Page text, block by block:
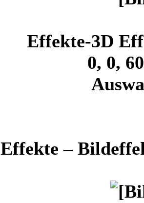
Effekte-3D
0, 0,
Effekte –